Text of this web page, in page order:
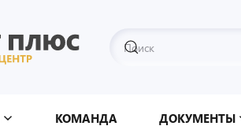
КОМАНДА ДОКУМЕНТЫ